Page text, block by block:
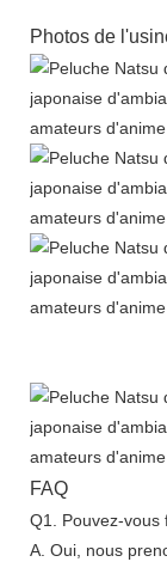
Photos de
FAQ
Q1. Pouvez-vous
A. Oui, nous